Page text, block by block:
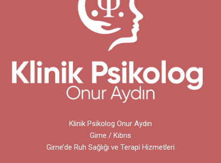
Klinik Psikolog Onur Aydın
Girne / Kıbrıs
Girne’de Ruh Sağlığı ve Terapi Hizmetleri